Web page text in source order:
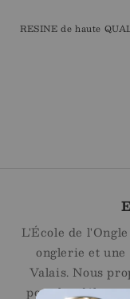
RESINE de haute
L'École de
onglerie et
Valais. Nous
pour les